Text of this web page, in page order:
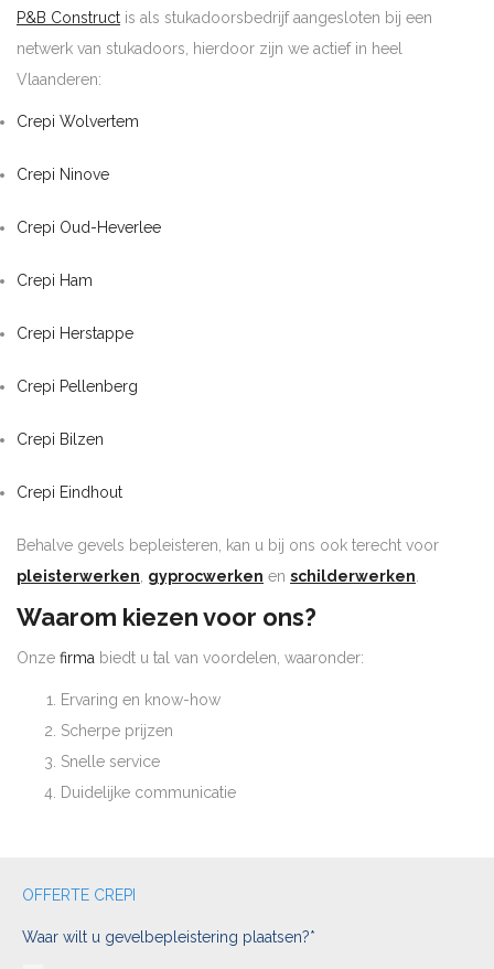
P&B Construct is als stukadoorsbedrijf aangesloten bij een
netwerk van stukadoors, hierdoor zijn we actief in heel
Vlaanderen:
Crepi Wolvertem
Crepi Ninove
Crepi Oud-Heverlee
Crepi Ham
Crepi Herstappe
Crepi Pellenberg
Crepi Bilzen
Crepi Eindhout
Behalve gevels bepleisteren, kan u bij ons ook terecht voor
pleisterwerken, gyprocwerken en schilderwerken.
Waarom kiezen voor ons?
Onze firma biedt u tal van voordelen, waaronder:
Ervaring en know-how
Scherpe prijzen
Snelle service
Duidelijke communicatie
OFFERTE CREPI
Waar wilt u gevelbepleistering plaatsen?*